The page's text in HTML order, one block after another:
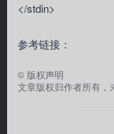
</stdin>
参考链接：
© 版权声明
文章版权归作者所有，